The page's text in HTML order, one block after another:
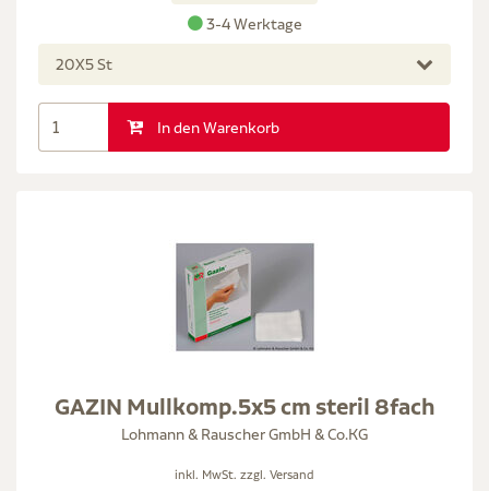
3-4 Werktage
20X5 St
In den Warenkorb
GAZIN Mullkomp.5x5 cm steril 8fach
Lohmann & Rauscher GmbH & Co.KG
inkl. MwSt. zzgl. Versand